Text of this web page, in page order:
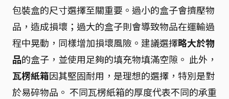
包裝盒的尺寸選擇至關重要。過小的盒子會擠壓物
品，造成損壞；過大的盒子則會導致物品在運輸過
程中晃動，同樣增加損壞風險。建議選擇略大於物
品的盒子，並使用足夠的填充物填滿空隙。 此外，
瓦楞紙箱因其堅固耐用，是理想的選擇，特別是對
於易碎物品。 不同瓦楞紙箱的厚度代表不同的承重